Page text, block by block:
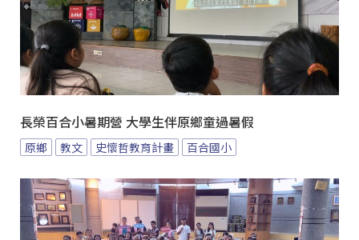
長榮百合小暑期營 大學生伴原鄉童過暑假
原鄉 教文 史懷哲教育計畫 百合國小